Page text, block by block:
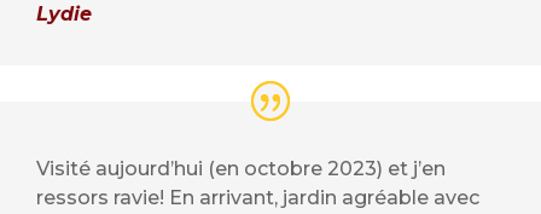
Lydie
Visité aujourd’hui (en octobre 2023) et j’en
ressors ravie! En arrivant, jardin agréable avec